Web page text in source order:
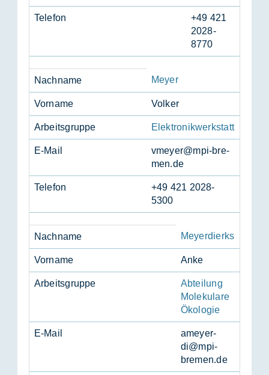
Te­le­fon
+49 421
2028-
8770
Nach­na­me Meyer
Vor­na­me Vol­ker
Ar­beits­grup­pe Elektronikwerkstatt
E-Mail
vmey­er@mpi-bre­
men.de
Te­le­fon
+49 421 2028-
5300
Nach­na­me Meyerdierks
Vor­na­me Anke
Ar­beits­grup­pe
Abteilung
Molekulare
Ökologie
E-Mail
amey­er­
di@mpi-
bre­men.de